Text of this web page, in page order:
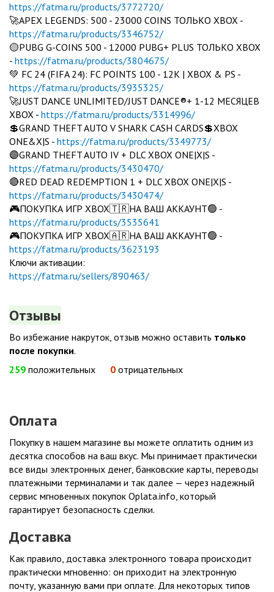
https://fatma.ru/products/3772720/
🚀APEX LEGENDS: 500 - 23000 COINS ТОЛЬКО XBOX -
https://fatma.ru/products/3346752/
🟡PUBG G-COINS 500 - 12000 PUBG+ PLUS ТОЛЬКО XBOX
- https://fatma.ru/products/3804675/
💚 FC 24 (FIFA 24): FC POINTS 100 - 12K | XBOX & PS -
https://fatma.ru/products/3935325/
🚀JUST DANCE UNLIMITED/JUST DANCE®+ 1-12 МЕСЯЦЕВ
XBOX - https://fatma.ru/products/3314996/
💲GRAND THEFT AUTO V SHARK CASH CARDS💲XBOX
ONE&X|S - https://fatma.ru/products/3349773/
🟣GRAND THEFT AUTO IV + DLC XBOX ONE|X|S -
https://fatma.ru/products/3430470/
🔴RED DEAD REDEMPTION 1 + DLC XBOX ONE|X|S -
https://fatma.ru/products/3430474/
🎮ПОКУПКА ИГР XBOX🇹🇷НА ВАШ АККАУНТ🟢 -
https://fatma.ru/products/3535641
🎮ПОКУПКА ИГР XBOX🇦🇷НА ВАШ АККАУНТ🟢 -
https://fatma.ru/products/3623193
Ключи активации:
https://fatma.ru/sellers/890463/
Отзывы
Во избежание накруток, отзыв можно оставить только
после покупки.
259 положительных 0 отрицательных
Оплата
Покупку в нашем магазине вы можете оплатить одним из
десятка способов на ваш вкус. Мы принимает практически
все виды электронных денег, банковские карты, переводы
платежными терминалами и так далее — через надежный
сервис мгновенных покупок Oplata.info, который
гарантирует безопасность сделки.
Доставка
Как правило, доставка электронного товара происходит
практически мгновенно: он приходит на электронную
почту, указанную вами при оплате. Для некоторых типов